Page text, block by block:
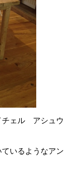
チェル アシュウ
いるようなアン